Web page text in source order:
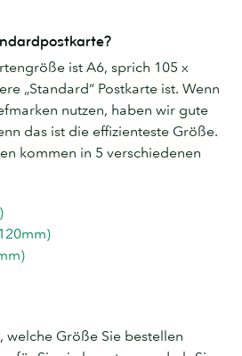
ist A6, sprich 105 x
„Standard“ Postkarte ist. Wenn
nutzen, haben wir gute
das ist die effizienteste Größe.
kommen in 5 verschiedenen
welche Größe Sie bestellen